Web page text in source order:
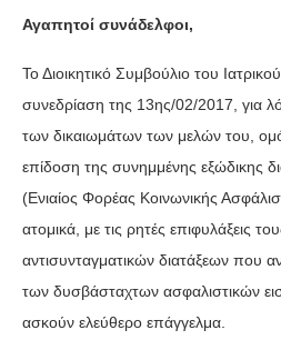
Αγαπητοί συνάδελφοι,
Το Διοικητικό Συμβούλιο του
συνεδρίαση της 13ης/02/2017, για
των δικαιωμάτων των μελών του,
επίδοση της συνημμένης εξώδικης
(Ενιαίος Φορέας Κοινωνικής
ατομικά, με τις ρητές επιφυλάξεις
αντισυνταγματικών διατάξεων που
των δυσβάσταχτων ασφαλιστικών
ασκούν ελεύθερο επάγγελμα.